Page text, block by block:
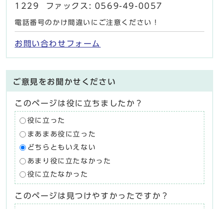
1229 ファックス: 0569-49-0057
電話番号のかけ間違いにご注意ください！
お問い合わせフォーム
ご意見をお聞かせください
このページは役に立ちましたか？
役に立った
まあまあ役に立った
どちらともいえない
あまり役に立たなかった
役に立たなかった
このページは見つけやすかったですか？